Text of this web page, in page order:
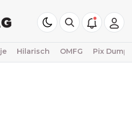
Hilarisch OMFG Pix Dump